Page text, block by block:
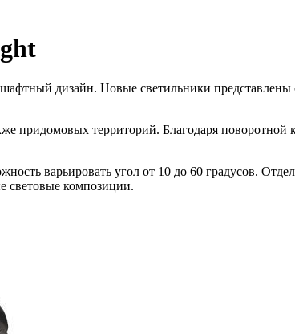
дизайн. Новые светильники
придомовых территорий. Благодаря поворотной
варьировать угол от 10 до 60 градусов.
световые композиции.